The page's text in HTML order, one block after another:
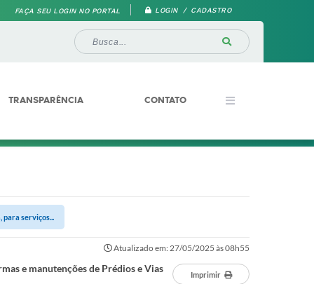
FAÇA SEU LOGIN NO PORTAL LOGIN / CADASTRO
TRANSPARÊNCIA CONTATO
para serviços...
Atualizado em: 27/05/2025 às 08h55
e manutenções de Prédios e Vias
Imprimir